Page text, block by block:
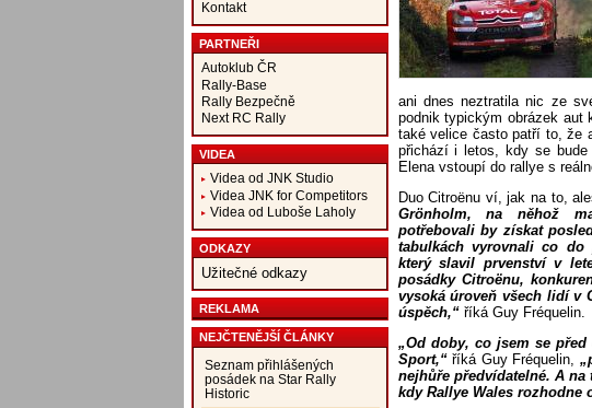
Kontakt
PARTNEŘI
Autoklub ČR
Rally-Base
Rally Bezpečně
Next RC Rally
VIDEA
Videa od JNK Studio
Videa JNK for Competitors
Videa od Luboše Laholy
ODKAZY
Užitečné odkazy
REKLAMA
NEJČTENĚJŠÍ ČLÁNKY
Seznam přihlášených
posádek na Star Rally
Historic
ani dnes neztratila nic ze
podnik typickým obrázek
také velice často patří to, že
přichází i letos, kdy se bude
Elena vstoupí do rallye s
Duo Citroënu ví, jak na to,
Grönholm, na něhož
potřebovali by získat
tabulkách vyrovnali co do
který slavil prvenství v
posádky Citroënu,
vysoká úroveň všech lidí v
úspěch,“říká Guy Fréquelin.
„Od doby, co jsem se
Sport,“říká Guy Fréquelin,
nejhůře předvídatelné. A
kdy Rallye Wales rozhodne